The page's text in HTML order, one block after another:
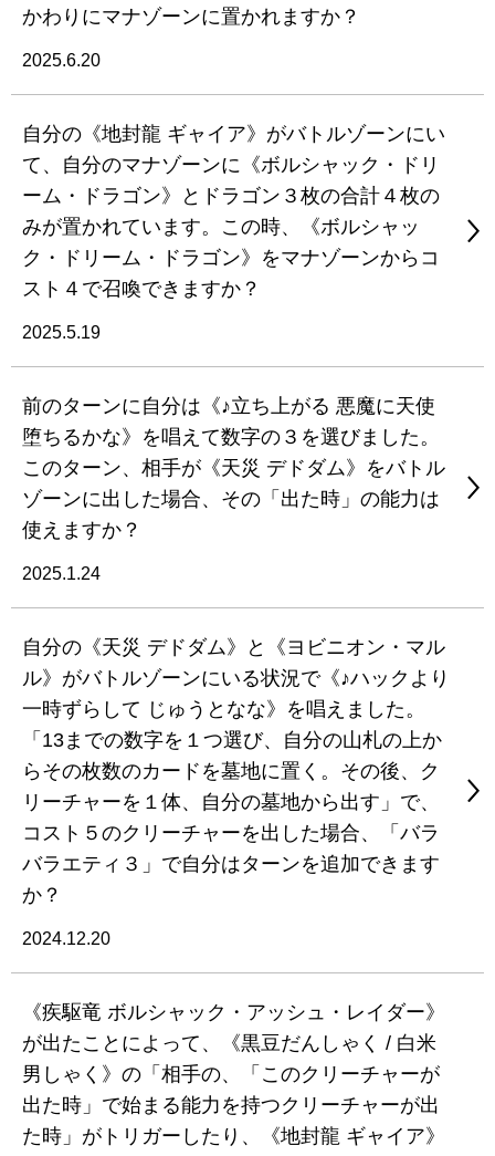
かわりにマナゾーンに置かれますか？
2025.6.20
自分の《地封龍 ギャイア》がバトルゾーンにい
て、自分のマナゾーンに《ボルシャック・ドリ
ーム・ドラゴン》とドラゴン３枚の合計４枚の
みが置かれています。この時、《ボルシャッ
ク・ドリーム・ドラゴン》をマナゾーンからコ
スト４で召喚できますか？
2025.5.19
前のターンに自分は《♪立ち上がる 悪魔に天使
堕ちるかな》を唱えて数字の３を選びました。
このターン、相手が《天災 デドダム》をバトル
ゾーンに出した場合、その「出た時」の能力は
使えますか？
2025.1.24
自分の《天災 デドダム》と《ヨビニオン・マル
ル》がバトルゾーンにいる状況で《♪ハックより
一時ずらして じゅうとなな》を唱えました。
「13までの数字を１つ選び、自分の山札の上か
らその枚数のカードを墓地に置く。その後、ク
リーチャーを１体、自分の墓地から出す」で、
コスト５のクリーチャーを出した場合、「バラ
バラエティ３」で自分はターンを追加できます
か？
2024.12.20
《疾駆竜 ボルシャック・アッシュ・レイダー》
が出たことによって、《黒豆だんしゃく / 白米
男しゃく》の「相手の、「このクリーチャーが
出た時」で始まる能力を持つクリーチャーが出
た時」がトリガーしたり、《地封龍 ギャイア》